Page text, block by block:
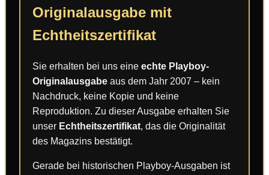
Originalausgabe mit
Echtheitszertifikat
Sie erhalten bei uns eine echte Playboy-
Originalausgabe aus dem Jahr 2007 – kein
Nachdruck, keine Kopie und keine
Reproduktion. Zu dieser Ausgabe erhalten Sie
unser Echtheitszertifikat, das die Originalität
des Magazins bestätigt.
Gerade bei historischen Playboy-Ausgaben ist